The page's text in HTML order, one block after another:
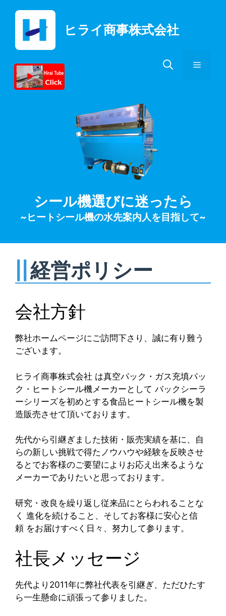
ヒライ商事株式会社
メ
シール機選びに迷ったら
~ヒートシール機の水先案内人を目指して~
経営ポリシー
会社方針
弊社ホームページにご訪問下さり、誠に有り難う
ございます。
ヒライ商事株式会社 は真空パック・ガス充填パッ
ク・ヒートシール機メーカーとして バックシーラ
ーシリーズを初めとする食品ヒートシール機を製
造販売させて頂いております。
先代から引継ぎました技術・販売実績を基に、自
らの新しい挑戦で得たノウハウや経験を反映させ
るとでお客様のご要望によりお応え出来るような
メーカーでありたいと思っております。
研究・改良を繰り返し従来品にとらわれることな
く 進化を続けること、そしてお客様に安心と信
頼 をお届けすべく日々、努力して参ります。
社長メッセージ
先代より2011年に弊社代表を引継ぎ、ただひたす
ら一生懸命に頑張って参りました。